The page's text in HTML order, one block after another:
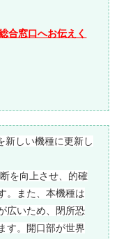
合窓口へお伝えく
新しい機種に更新し
を向上させ、的確
。また、本機種は
広いため、閉所恐
す。開口部が世界